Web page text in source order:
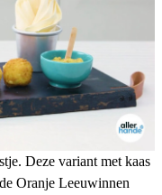
Deze variant met kaas
Oranje Leeuwinnen